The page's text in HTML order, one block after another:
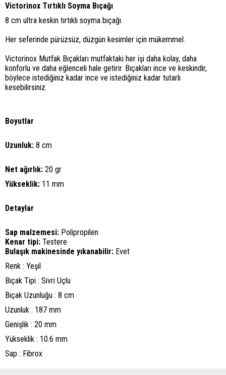
Victorinox Tırtıklı Soyma Bıçağı
8 cm ultra keskin tırtıklı soyma bıçağı.
Her seferinde pürüzsüz, düzgün kesimler için mükemmel.
Victorinox Mutfak Bıçakları mutfaktaki her işi daha kolay, daha
konforlu ve daha eğlenceli hale getirir. Bıçakları ince ve keskindir,
böylece istediğiniz kadar ince ve istediğiniz kadar tutarlı
kesebilirsiniz.
Boyutlar
Uzunluk: 8 cm
Net ağırlık: 20 gr
Yükseklik: 11 mm
Detaylar
Sap malzemesi: Polipropilen
Kenar tipi: Testere
Bulaşık makinesinde yıkanabilir: Evet
Renk : Yeşil
Bıçak Tipi : Sivri Uçlu
Bıçak Uzunluğu : 8 cm
Uzunluk : 187 mm
Genişlik : 20 mm
Yükseklik : 10.6 mm
Sap : Fibrox